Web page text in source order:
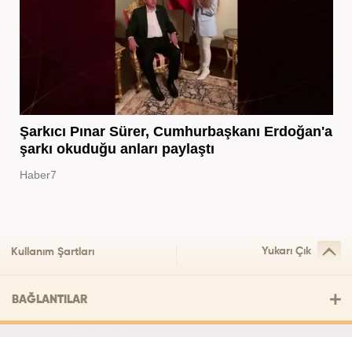
Şarkıcı Pınar Sürer, Cumhurbaşkanı Erdoğan'a
şarkı okuduğu anları paylaştı
Haber7
Kullanım Şartları Yukarı Çık
BAĞLANTILAR